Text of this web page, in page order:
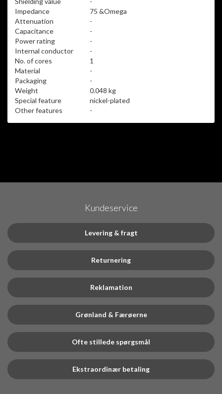
Impedance
75 &Omega
Attenuation
-
Capacitance
-
Power rating
-
Internal conductor
-
No. of cores
1
Material
-
Packaging
-
Weight
0.048 kg
Special feature
nickel-plated
Other features
-
Kundeservice
Levering & fragt
Returnering
Reklamation
Grønland & Færøerne
Ofte stillede spørgsmål
Ekstraordinær betaling